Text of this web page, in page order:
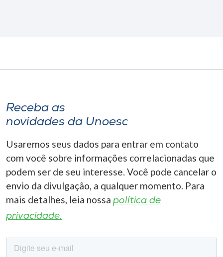
Receba as
novidades da Unoesc
Usaremos seus dados para entrar em contato
com você sobre informações correlacionadas que
podem ser de seu interesse. Você pode cancelar o
envio da divulgação, a qualquer momento. Para
mais detalhes, leia nossa política de
privacidade.